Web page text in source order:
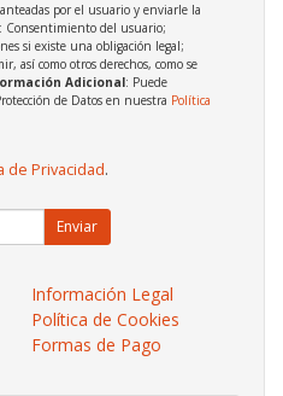
por el usuario y enviarle la
: Consentimiento del usuario;
si existe una obligación legal;
así como otros derechos, como se
Adicional: Puede
de Datos en nuestra Política
de Privacidad.
Enviar
Información Legal
Política de Cookies
Formas de Pago